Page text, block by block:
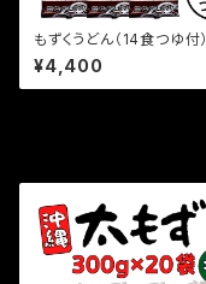
もずくうどん（14食つゆ付）
¥4,400